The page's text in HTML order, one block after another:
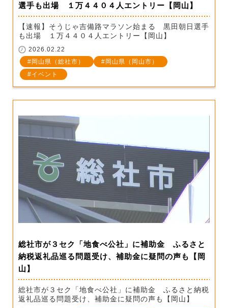
選手も出場 １万４４０４人エントリー【岡山】
【速報】そうじゃ吉備路マラソン始まる 黒田朝日選手
も出場 １万４４０４人エントリー【岡山】
2026.02.22
岡山県（総社市）
岡山県（岡山市）
イベント
総社市が３セク「地食べ公社」に補助金 ふるさと
納税返礼品巡る問題受け、補助金に疑問の声も【岡
山】
総社市が３セク「地食べ公社」に補助金 ふるさと納税
返礼品巡る問題受け、補助金に疑問の声も【岡山】